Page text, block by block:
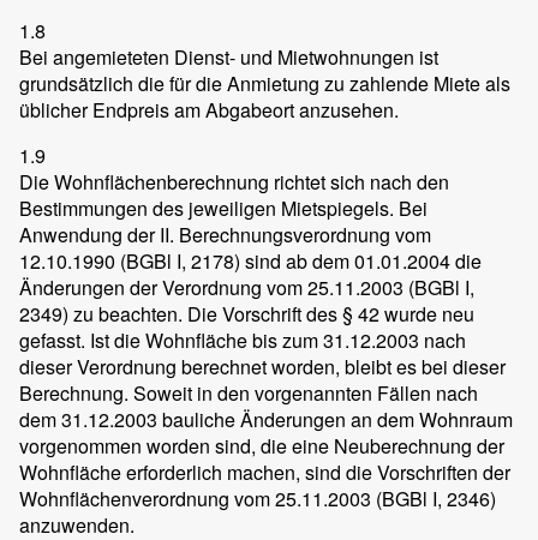
1.8
Bei angemieteten Dienst- und Mietwohnungen ist
grundsätzlich die für die Anmietung zu zahlende Miete als
üblicher Endpreis am Abgabeort anzusehen.
1.9
Die Wohnflächenberechnung richtet sich nach den
Bestimmungen des jeweiligen Mietspiegels. Bei
Anwendung der II. Berechnungsverordnung vom
12.10.1990 (BGBl I, 2178) sind ab dem 01.01.2004 die
Änderungen der Verordnung vom 25.11.2003 (BGBl I,
2349) zu beachten. Die Vorschrift des § 42 wurde neu
gefasst. Ist die Wohnfläche bis zum 31.12.2003 nach
dieser Verordnung berechnet worden, bleibt es bei dieser
Berechnung. Soweit in den vorgenannten Fällen nach
dem 31.12.2003 bauliche Änderungen an dem Wohnraum
vorgenommen worden sind, die eine Neuberechnung der
Wohnfläche erforderlich machen, sind die Vorschriften der
Wohnflächenverordnung vom 25.11.2003 (BGBl I, 2346)
anzuwenden.